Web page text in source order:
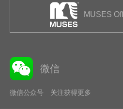
MUSES
微信
微信公众号 关注获得更多